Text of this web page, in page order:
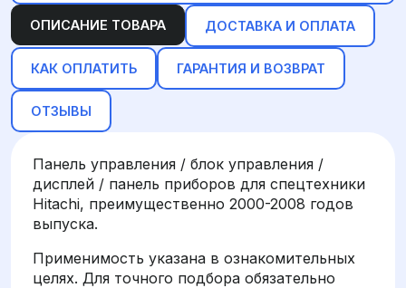
ОПИСАНИЕ ТОВАРА ДОСТАВКА И ОПЛАТА
КАК ОПЛАТИТЬ ГАРАНТИЯ И ВОЗВРАТ
ОТЗЫВЫ
Панель управления / блок управления /
дисплей / панель приборов для спецтехники
Hitachi, преимущественно 2000-2008 годов
выпуска.
Применимость указана в ознакомительных
целях. Для точного подбора обязательно